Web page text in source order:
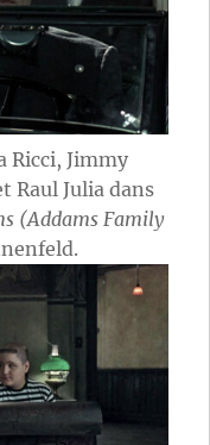
Ricci, Jimmy
Raul Julia dans
(Addams Family